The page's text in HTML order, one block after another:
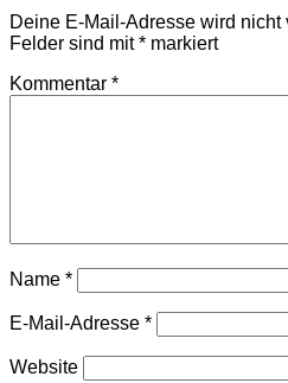
Deine E-Mail-Adresse wird nicht
Felder sind mit* markiert
Kommentar *
Name *
E-Mail-Adresse *
Website